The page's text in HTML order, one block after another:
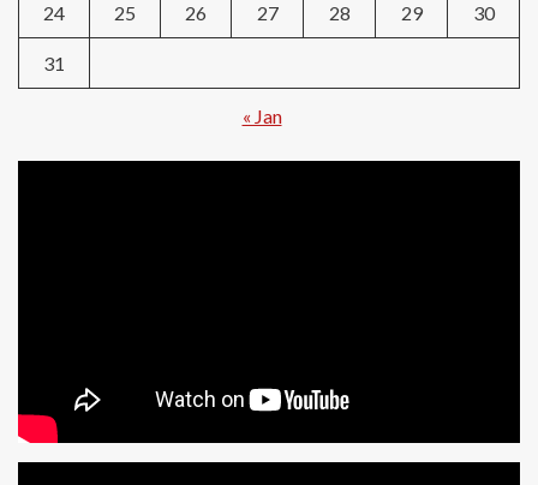
24 25 26 27 28 29 30
31
« Jan